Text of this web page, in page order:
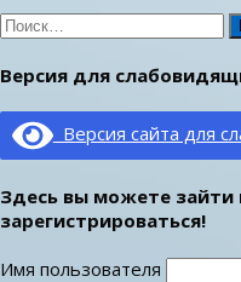
Найти:
Версия для
Версия сайта для
Здесь вы можете зайти
зарегистрироваться!
Имя пользователя